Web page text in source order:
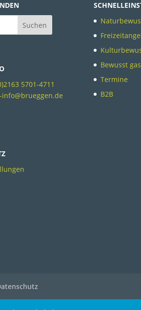
5701-4711
Bewusst
Termine
B2B